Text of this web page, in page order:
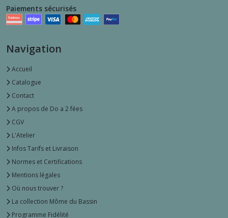
Paiements sécurisés
Navigation
Accueil
Catalogue
Contact
A propos de Do a 2 fées
CGV
L'Atelier
Infos Tarifs et Livraison
Normes et Certifications
Mentions légales
Où nous trouver ?
La collection Môme du Bassin
Programme Fidélité